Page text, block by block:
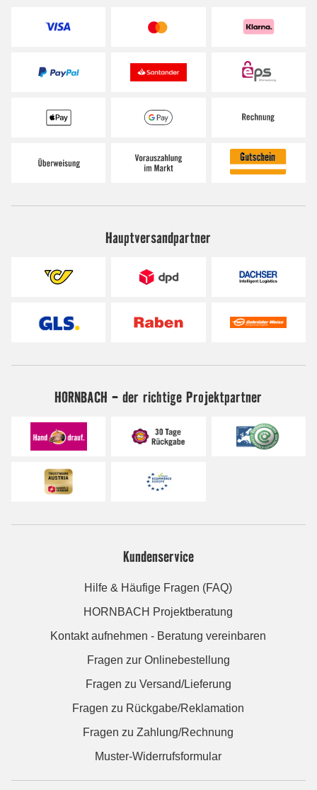
Hauptversandpartner
HORNBACH - der richtige Projektpartner
Kundenservice
Hilfe & Häufige Fragen (FAQ)
HORNBACH Projektberatung
Kontakt aufnehmen - Beratung vereinbaren
Fragen zur Onlinebestellung
Fragen zu Versand/Lieferung
Fragen zu Rückgabe/Reklamation
Fragen zu Zahlung/Rechnung
Muster-Widerrufsformular